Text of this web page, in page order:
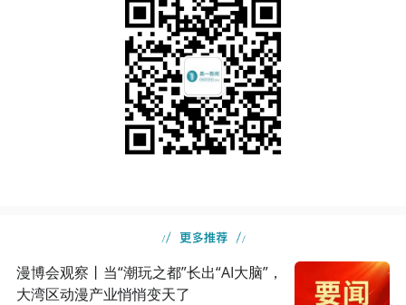
漫博会观察丨当“潮玩之都”长出“AI大脑”，
大湾区动漫产业悄悄变天了